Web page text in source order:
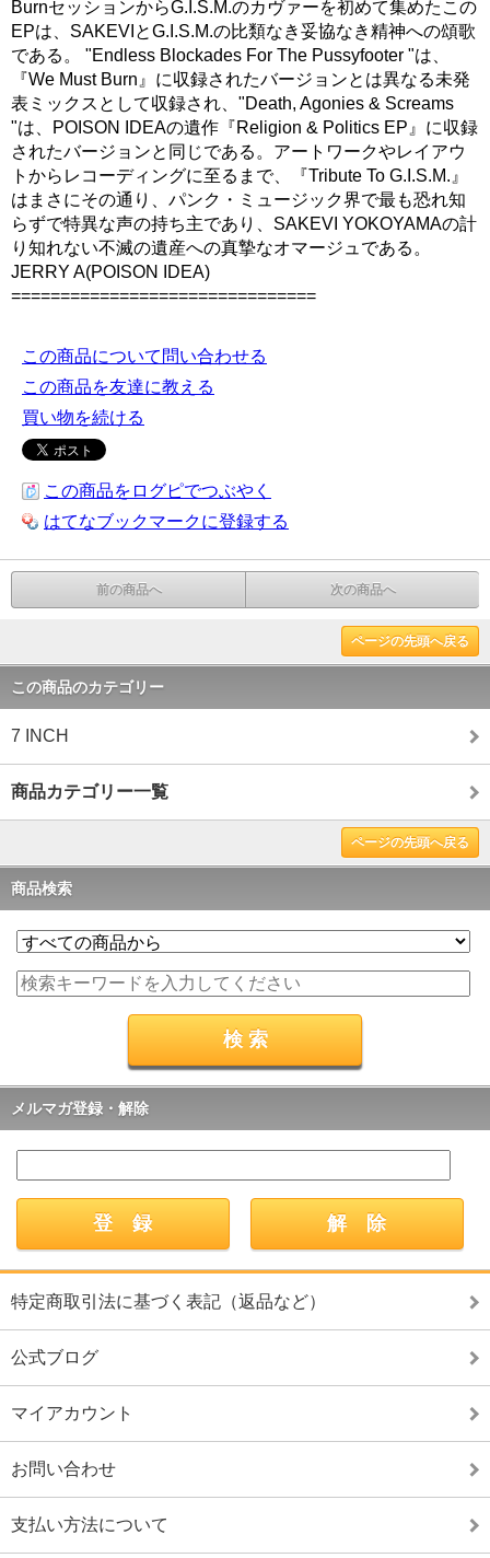
BurnセッションからG.I.S.M.のカヴァーを初めて集めたこの
EPは、SAKEVIとG.I.S.M.の比類なき妥協なき精神への頌歌
である。 "Endless Blockades For The Pussyfooter "は、
『We Must Burn』に収録されたバージョンとは異なる未発
表ミックスとして収録され、"Death, Agonies & Screams
"は、POISON IDEAの遺作『Religion & Politics EP』に収録
されたバージョンと同じである。アートワークやレイアウ
トからレコーディングに至るまで、『Tribute To G.I.S.M.』
はまさにその通り、パンク・ミュージック界で最も恐れ知
らずで特異な声の持ち主であり、SAKEVI YOKOYAMAの計
り知れない不滅の遺産への真摯なオマージュである。
JERRY A(POISON IDEA)
===============================
この商品について問い合わせる
この商品を友達に教える
買い物を続ける
この商品をログピでつぶやく
はてなブックマークに登録する
前の商品へ 次の商品へ
ページの先頭へ戻る
この商品のカテゴリー
7 INCH
商品カテゴリー一覧
ページの先頭へ戻る
商品検索
メルマガ登録・解除
特定商取引法に基づく表記（返品など）
公式ブログ
マイアカウント
お問い合わせ
支払い方法について